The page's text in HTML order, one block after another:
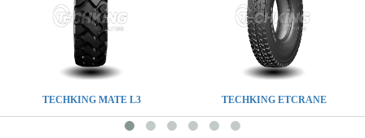
TECHKING MATE L3 TECHKING ETCRANE